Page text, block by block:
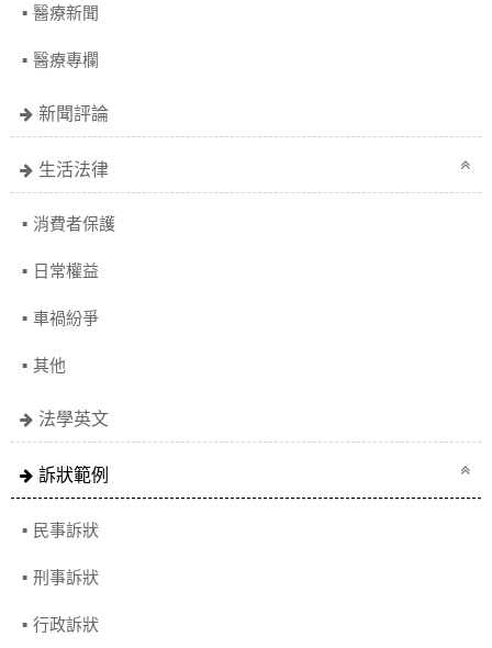
醫療新聞
醫療專欄
新聞評論
生活法律
消費者保護
日常權益
車禍紛爭
其他
法學英文
訴狀範例
民事訴狀
刑事訴狀
行政訴狀